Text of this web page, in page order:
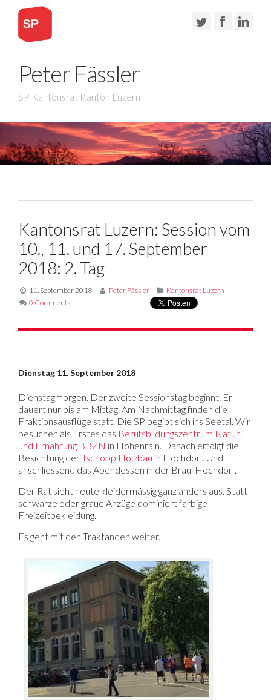
Peter Fässler
SP Kantonsrat Kanton Luzern
Kantonsrat Luzern: Session vom
10., 11. und 17. September
2018: 2. Tag
11. September 2018 Peter Fässler
Kantonsrat Luzern
0 Comments
Dienstag 11. September 2018
Dienstagmorgen. Der zweite Sessionstag beginnt. Er
dauert nur bis am Mittag. Am Nachmittag finden die
Fraktionsausflüge statt. Die SP begibt sich ins Seetal. Wir
besuchen als Erstes das Berufsbildungszentrum Natur
und Ernährung BBZN in Hohenrain. Danach erfolgt die
Besichtung derTschopp Holzbau in Hochdorf. Und
anschliessend das Abendessen in der Braui Hochdorf.
Der Rat sieht heute kleidermässig ganz anders aus. Statt
schwarze oder graue Anzüge dominiert farbige
Freizeitbekleidung.
Es geht mit den Traktanden weiter.